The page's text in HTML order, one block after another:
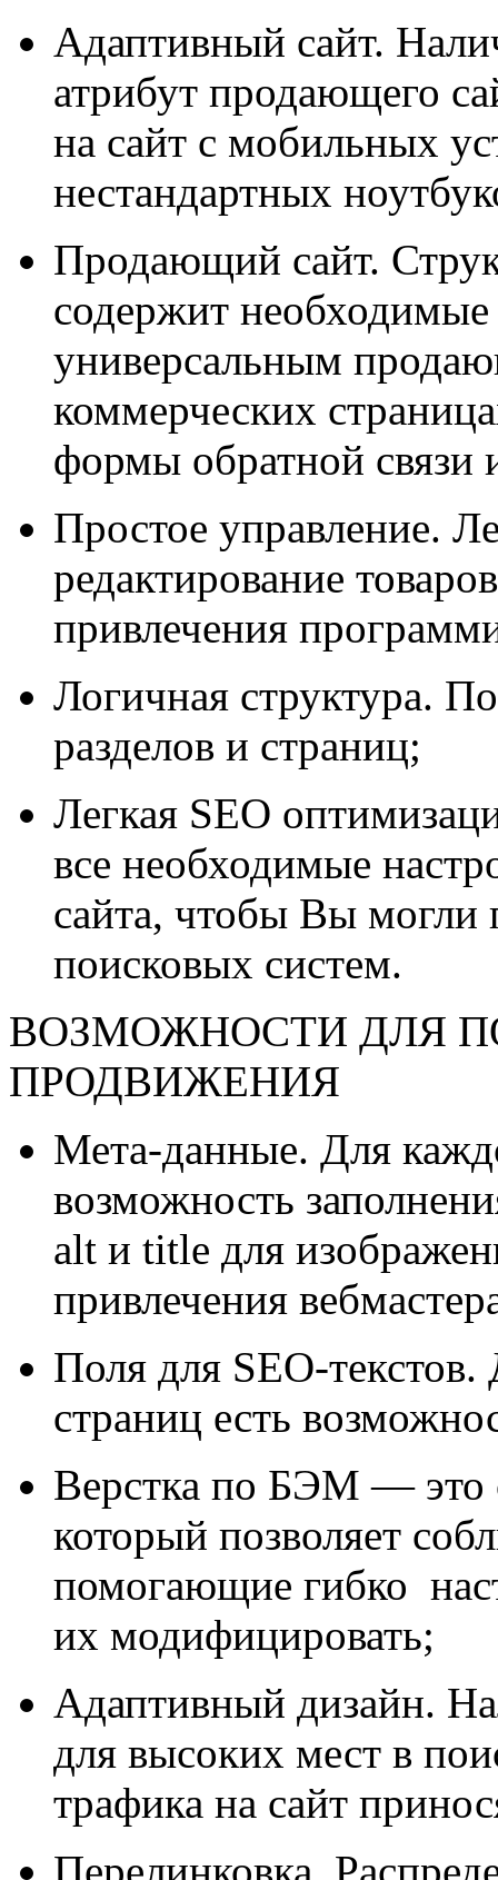
Адаптивный сайт.
атрибут продающего
на сайт с мобильных
нестандартных
Продающий сайт.
содержит
универсальным
коммерческих
формы обратной связи
Простое управление.
редактирование
привлечения
Логичная структура.
разделов и страниц;
Легкая SEO
все необходимые
сайта, чтобы Вы могли
поисковых систем.
ВОЗМОЖНОСТИ ДЛЯ
ПРОДВИЖЕНИЯ
Мета-данные. Для
возможность
alt и title для
привлечения
Поля для SEO-
страниц есть
Верстка по БЭМ — это
который позволяет
помогающие гибко
их модифицировать;
Адаптивный дизайн.
для высоких мест в
трафика на сайт